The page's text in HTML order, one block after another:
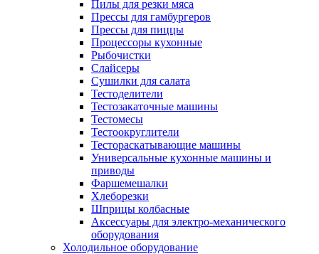
Пилы для резки мяса
Прессы для гамбургеров
Прессы для пиццы
Процессоры кухонные
Рыбочистки
Слайсеры
Сушилки для салата
Тестоделители
Тестозакаточные машины
Тестомесы
Тестоокруглители
Тестораскатывающие машины
Универсальные кухонные машины и
приводы
Фаршемешалки
Хлеборезки
Шприцы колбасные
Аксессуары для электро-механического
оборудования
Холодильное оборудование